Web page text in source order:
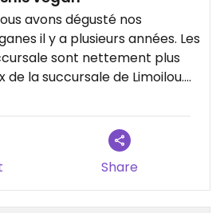
avons dégusté nos
il y a plusieurs années. Les
sont nettement plus
de la succursale de Limoilou.
review on 2026-06-20
Share